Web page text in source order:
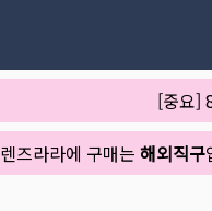
[중요]
렌즈라라에 구매는 해외직구